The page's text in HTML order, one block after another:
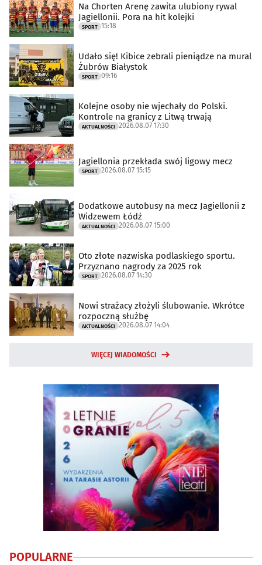
Na Chorten Arenę zawita ulubiony rywal
Jagiellonii. Pora na hit kolejki
SPORT 15:18
Udało się! Kibice zebrali pieniądze na mural
Żubrów Białystok
SPORT 09:16
Kolejne osoby nie wjechały do Polski.
Kontrole na granicy z Litwą trwają
AKTUALNOŚCI 2026.08.07 17:30
Jagiellonia przekłada swój ligowy mecz
SPORT 2026.08.07 15:15
Dodatkowe autobusy na mecz Jagiellonii z
Widzewem Łódź
AKTUALNOŚCI 2026.08.07 15:00
Oto złote nazwiska podlaskiego sportu.
Przyznano nagrody za 2025 rok
SPORT 2026.08.07 14:30
Nowi strażacy złożyli ślubowanie. Wkrótce
rozpoczną służbę
AKTUALNOŚCI 2026.08.07 14:04
WIĘCEJ WIADOMOŚCI
POPULARNE